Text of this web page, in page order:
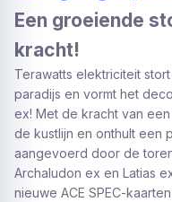
Een groeiende
kracht!
Terawatts elektriciteit
paradijs en vormt het
ex! Met de kracht van
de kustlijn en onthult een
aangevoerd door de
Archaludon ex en Latias
nieuwe ACE SPEC-